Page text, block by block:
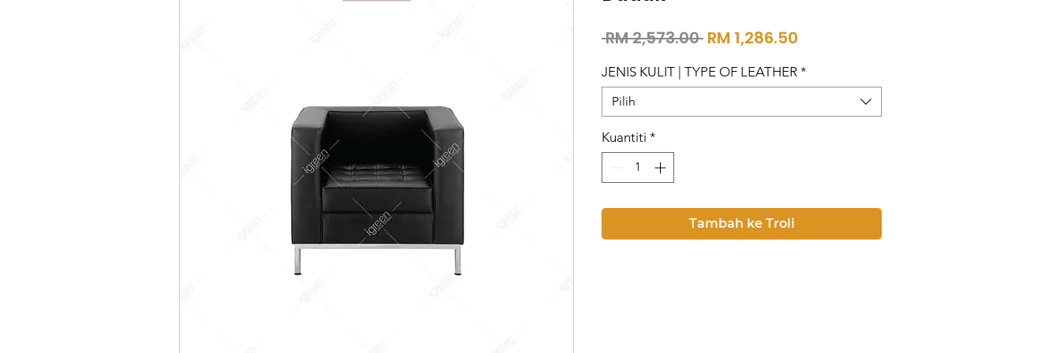
RM 2,573.00 Harga
RM 1,286.50
JENIS KULIT | TYPE OF LEATHER *
Pilih
Kuantiti *
Tambah ke Troli